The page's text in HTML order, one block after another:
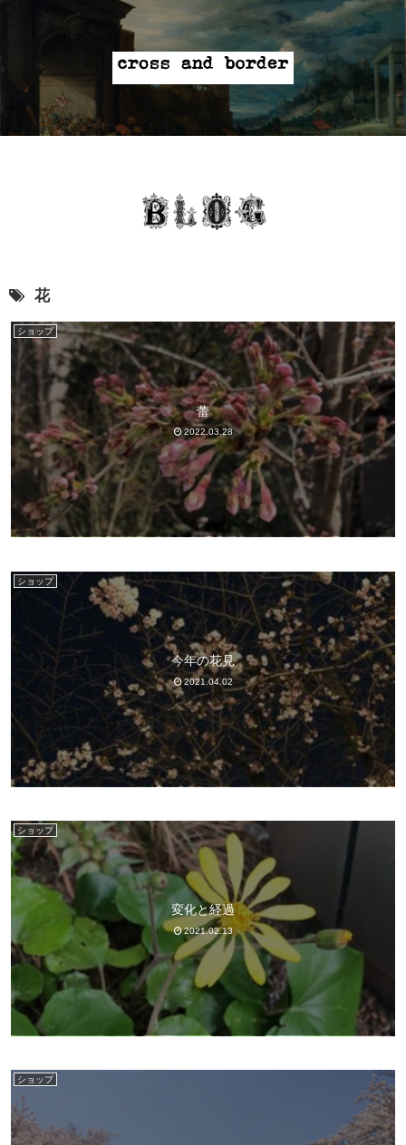
花
ショップ
蕾
2022.03.28
ショップ
今年の花見
2021.04.02
ショップ
変化と経過
2021.02.13
ショップ